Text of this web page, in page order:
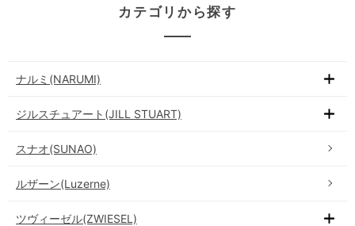
カテゴリから探す
ナルミ(NARUMI)
ジルスチュアート(JILL STUART)
スナオ(SUNAO)
ルザーン(Luzerne)
ツヴィーゼル(ZWIESEL)